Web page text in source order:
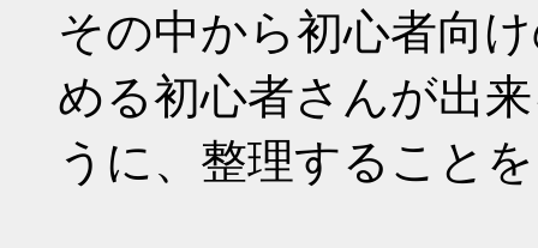
その中から初心者向
める初心者さんが出
うに、整理すること